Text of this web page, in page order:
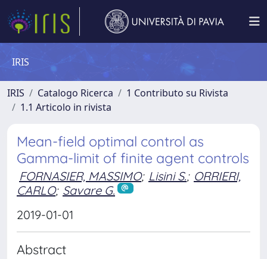
IRIS
IRIS Catalogo Ricerca
1 Contributo su Rivista
1.1 Articolo in rivista
Mean-field optimal control as
Gamma-limit of finite agent controls
FORNASIER, MASSIMO; Lisini S.; ORRIERI,
CARLO; Savare G.
2019-01-01
Abstract